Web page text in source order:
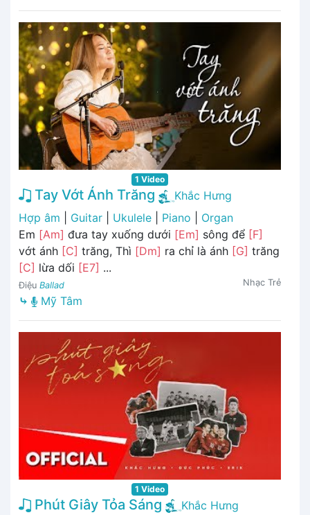
1 Video
Tay Vớt Ánh Trăng
Khắc Hưng
Hợp âm
Guitar Ukulele Piano
Organ
Em [Am] đưa tay xuống dưới [Em] sông để [F]
vớt ánh [C] trăng, Thì [Dm] ra chỉ là ánh [G] trăng
[C] lừa dối [E7] ...
Điệu Ballad Nhạc Trẻ
⤷ Mỹ Tâm
1 Video
Phút Giây Tỏa Sáng
Khắc Hưng